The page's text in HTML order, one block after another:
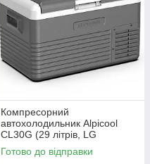
Компресорний
автохолодильник Alpicool
CL30G (29 літрів, LG
Compressor). До -20℃, (12,
24, 220 вольт)
Готово до відправки